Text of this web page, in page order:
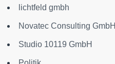
lichtfeld gmbh
Novatec Consulting GmbH
Studio 10119 GmbH